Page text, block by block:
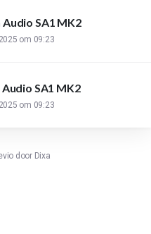
SA1 MK2
om 09:23
SA1 MK2
om 09:23
door Dixa